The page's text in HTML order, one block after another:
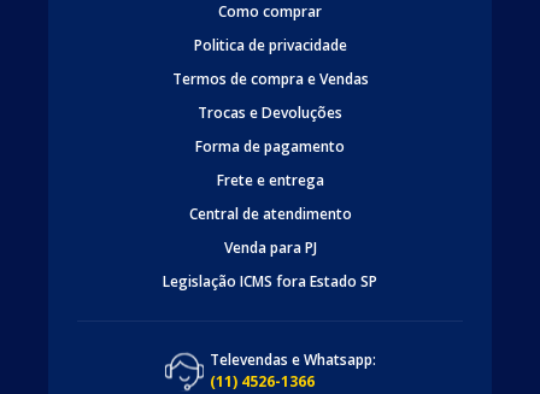
Como comprar
Politica de privacidade
Termos de compra e Vendas
Trocas e Devoluções
Forma de pagamento
Frete e entrega
Central de atendimento
Venda para PJ
Legislação ICMS fora Estado SP
Televendas e Whatsapp:
(11) 4526-1366